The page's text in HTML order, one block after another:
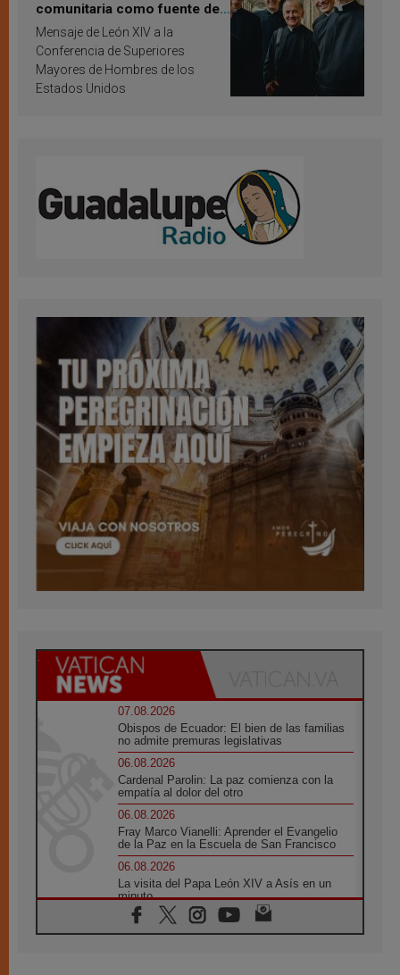
comunitaria como fuente de
inspiración y santificación
Mensaje de León XIV a la
Conferencia de Superiores
Mayores de Hombres de los
Estados Unidos
07.08.2026
Obispos de Ecuador: El bien de las familias
no admite premuras legislativas
06.08.2026
Cardenal Parolin: La paz comienza con la
empatía al dolor del otro
06.08.2026
Fray Marco Vianelli: Aprender el Evangelio
de la Paz en la Escuela de San Francisco
06.08.2026
La visita del Papa León XIV a Asís en un
minuto
06.08.2026
El agradecimiento de los jóvenes al Papa: